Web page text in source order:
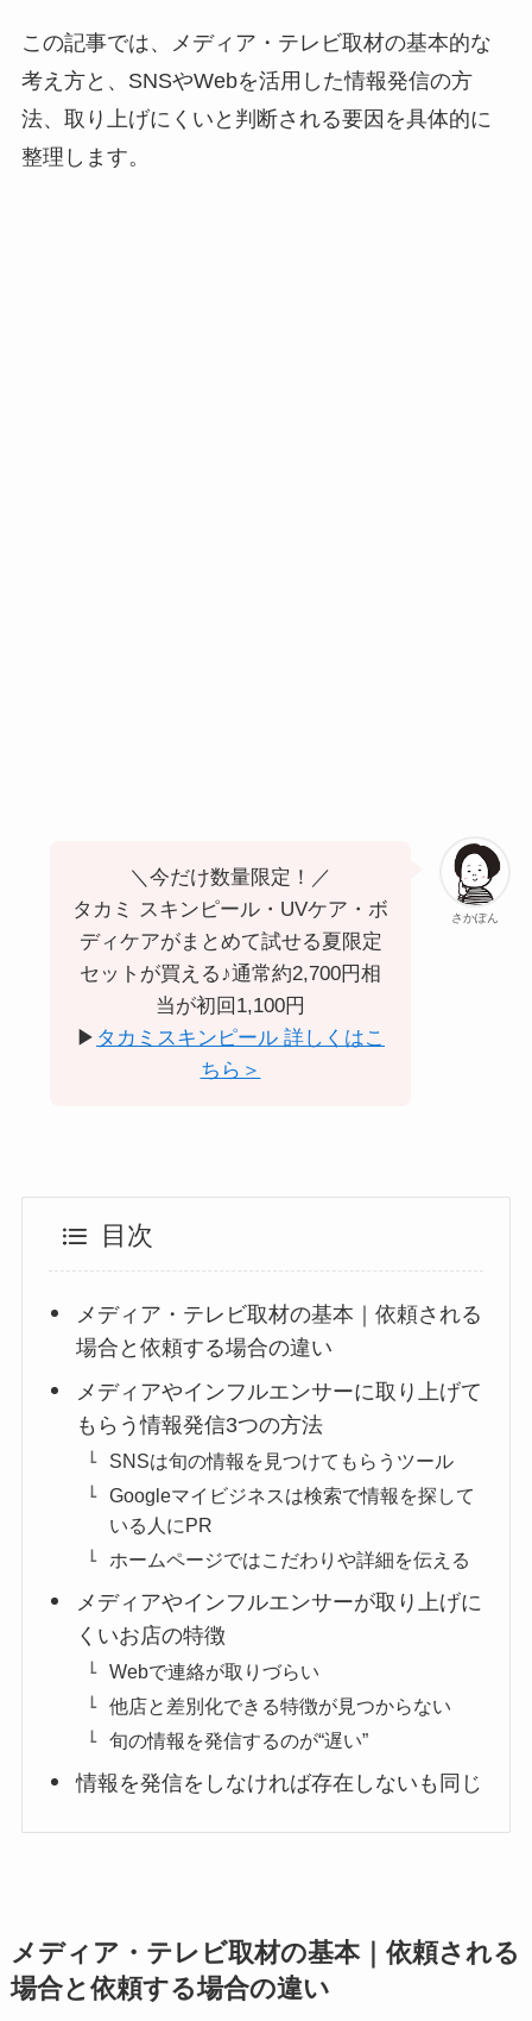
この記事では、メディア・テレビ取材の基本的な
考え方と、SNSやWebを活用した情報発信の方
法、取り上げにくいと判断される要因を具体的に
整理します。
さかぽん
＼今だけ数量限定！／
タカミ スキンピール・UVケア・ボ
ディケアがまとめて試せる夏限定
セットが買える♪通常約2,700円相
当が初回1,100円
▶︎ タカミスキンピール 詳しくはこ
ちら＞
目次
メディア・テレビ取材の基本｜依頼される
場合と依頼する場合の違い
メディアやインフルエンサーに取り上げて
もらう情報発信3つの方法
SNSは旬の情報を見つけてもらうツール
Googleマイビジネスは検索で情報を探して
いる人にPR
ホームページではこだわりや詳細を伝える
メディアやインフルエンサーが取り上げに
くいお店の特徴
Webで連絡が取りづらい
他店と差別化できる特徴が見つからない
旬の情報を発信するのが“遅い”
情報を発信をしなければ存在しないも同じ
メディア・テレビ取材の基本｜依頼される
場合と依頼する場合の違い